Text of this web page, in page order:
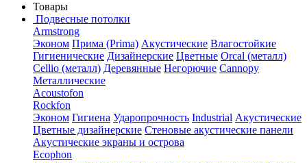
Товары
Подвесные потолки
Armstrong
Эконом Прима (Prima) Акустические Влагостойкие
Гигиенические Дизайнерские Цветные Orcal (металл)
Cellio (металл) Деревянные Негорючие Cannopy
Металлические
Acoustofon
Rockfon
Эконом Гигиена Ударопрочность Industrial Акустические
Цветные дизайнерские Стеновые акустические панели
Акустические экраны и острова
Ecophon